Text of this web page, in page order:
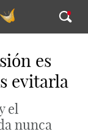
es
evitarla
el
nunca